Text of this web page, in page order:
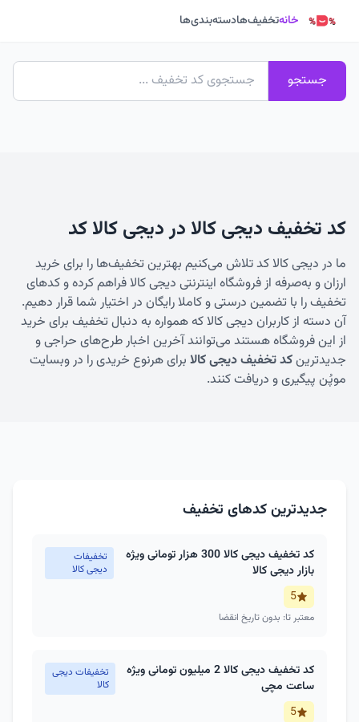
خانهتخفیف‌هادسته‌بندی‌ها
جستجو
کد تخفیف دیجی کالا در دیجی کالا کد
ما در دیجی‌ کالا کد تلاش می‌کنیم بهترین تخفیف‌ها را برای خرید
ارزان و به‌صرفه از فروشگاه اینترنتی دیجی کالا فراهم کرده و کدهای
تخفیف را با تضمین درستی و کاملا رایگان در اختیار شما قرار دهیم.
آن دسته از کاربران دیجی کالا که همواره به دنبال تخفیف برای خرید
از این فروشگاه هستند می‌توانند آخرین اخبار طرح‌های حراجی و
جدیدترینکد تخفیف دیجی کالا برای هرنوع خریدی را در وبسایت
موپُن پیگیری و دریافت کنند.
جدیدترین کدهای تخفیف
کد تخفیف دیجی کالا 300 هزار تومانی ویژه
بازار دیجی کالا
تخفیفات
دیجی کالا
5
معتبر تا: بدون تاریخ انقضا
کد تخفیف دیجی کالا 2 میلیون تومانی ویژه
ساعت مچی
تخفیفات دیجی
کالا
5